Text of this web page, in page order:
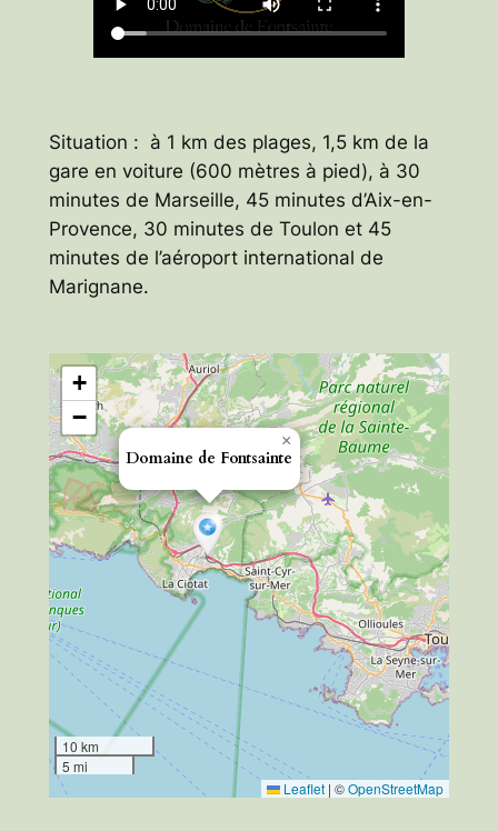
Situation : à 1 km des plages, 1,5 km de la
gare en voiture (600 mètres à pied), à 30
minutes de Marseille, 45 minutes d’Aix-en-
Provence, 30 minutes de Toulon et 45
minutes de l’aéroport international de
Marignane.
Domaine de Fontsainte
×
+
−
10 km
5 mi
Leaflet | ©OpenStreetMap